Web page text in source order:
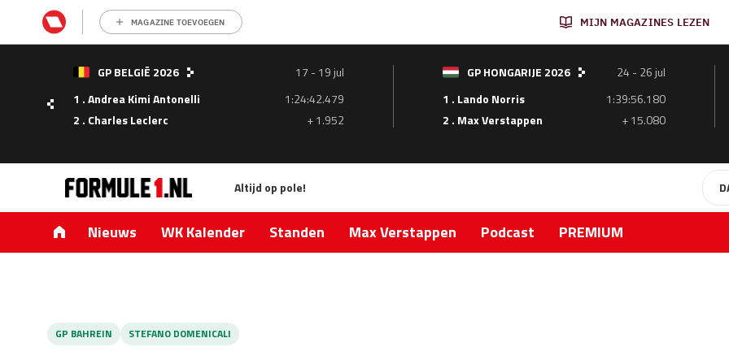
MAGAZINE TOEVOEGEN MIJN MAGAZINES LEZEN
GP BELGIË 2026
17 - 19 jul
1 . Andrea Kimi Antonelli
1:24:42.479
2 . Charles Leclerc
+ 1.952
GP HONGARIJE 2026
24 - 26 jul
1 . Lando Norris
1:39:56.180
2 . Max Verstappen
+ 15.080
Altijd op pole!
Nieuws WK Kalender Standen Max Verstappen Podcast PREMIUM
GP BAHREIN STEFANO DOMENICALI